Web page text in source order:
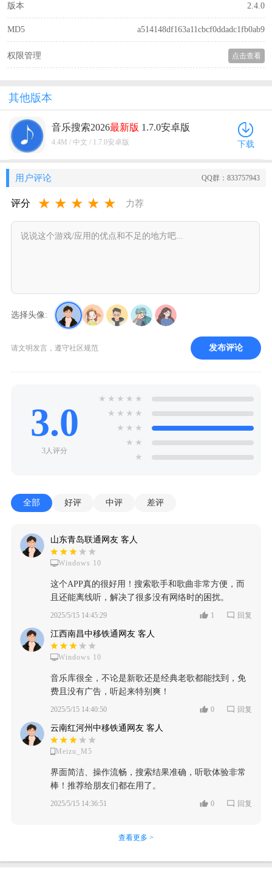
版本 2.4.0
MD5 a514148df163a11cbcf0ddadc1fb0ab9
权限管理 点击查看
其他版本
音乐搜索2026最新版 1.7.0安卓版
4.4M / 中文 / 1.7.0安卓版 下载
用户评论 QQ群：833757943
评分 ★ ★ ★ ★ ★ 力荐
选择头像:
请文明发言，遵守社区规范 发布评论
3.0
3人评分
★ ★ ★ ★ ★
★ ★ ★ ★
★ ★ ★
★ ★
★
全部 好评 中评 差评
山东青岛联通网友 客人
Windows 10
这个APP真的很好用！搜索歌手和歌曲非常方便，而
且还能离线听，解决了很多没有网络时的困扰。
2025/5/15 14:45:29 1 回复
江西南昌中移铁通网友 客人
Windows 10
音乐库很全，不论是新歌还是经典老歌都能找到，免
费且没有广告，听起来特别爽！
2025/5/15 14:40:50 0 回复
云南红河州中移铁通网友 客人
Meizu_M5
界面简洁、操作流畅，搜索结果准确，听歌体验非常
棒！推荐给朋友们都在用了。
2025/5/15 14:36:51 0 回复
查看更多 >